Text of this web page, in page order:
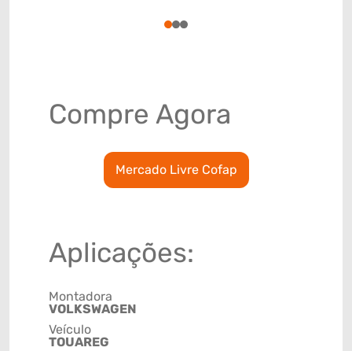
123
Compre Agora
Mercado Livre Cofap
Aplicações:
Montadora
VOLKSWAGEN
Veículo
TOUAREG